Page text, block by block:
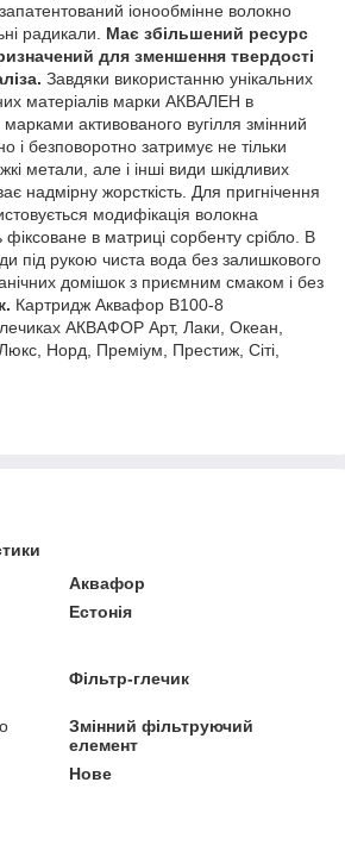
іонообмінне волокно
радикали. Має збільшений ресурс
для зменшення твердості
Завдяки використанню унікальних
матеріалів марки АКВАЛЕН в
активованого вугілля змінний
і безповоротно затримує не тільки
метали, але і інші види шкідливих
надмірну жорсткість. Для пригнічення
модифікація волокна
в матриці сорбенту срібло. В
під рукою чиста вода без залишкового
домішок з приємним смаком і без
Картридж Аквафор В100-8
АКВАФОР Арт, Лаки, Океан,
Люкс, Норд, Преміум, Престиж, Сіті,
Аквафор
Естонія
Фільтр-глечик
Змінний фільтруючий
елемент
Нове